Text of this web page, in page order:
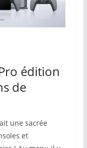
édition
de
une sacrée
et